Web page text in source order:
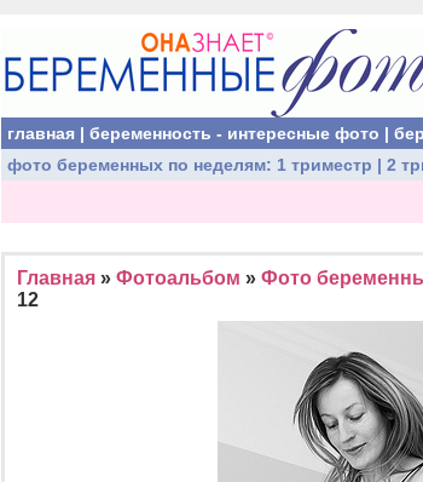
главная | беременность - интересные фото |
фото беременных по неделям: 1 триместр | 2
Главная » Фотоальбом » Фото
12